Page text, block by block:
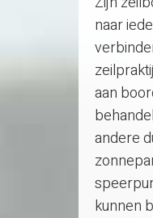
naar
aan
andere
kunnen